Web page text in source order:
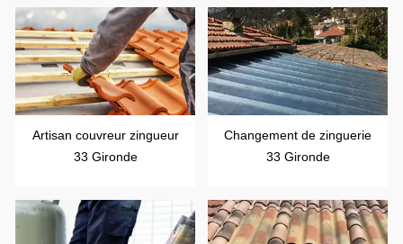
Artisan couvreur zingueur
33 Gironde
Changement de zinguerie
33 Gironde